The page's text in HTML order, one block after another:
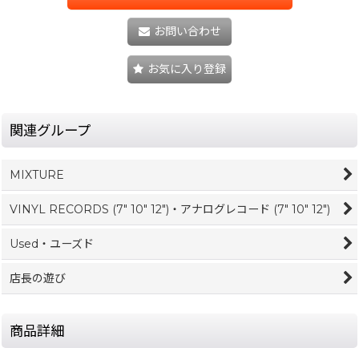
お問い合わせ
お気に入り登録
関連グループ
MIXTURE
VINYL RECORDS (7" 10" 12")・アナログレコード (7" 10" 12")
Used・ユーズド
店長の遊び
商品詳細